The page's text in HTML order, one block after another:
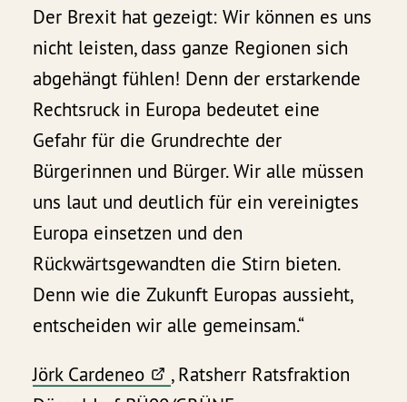
Der Brexit hat gezeigt: Wir können es uns
nicht leisten, dass ganze Regionen sich
abgehängt fühlen! Denn der erstarkende
Rechtsruck in Europa bedeutet eine
Gefahr für die Grundrechte der
Bürgerinnen und Bürger. Wir alle müssen
uns laut und deutlich für ein vereinigtes
Europa einsetzen und den
Rückwärtsgewandten die Stirn bieten.
Denn wie die Zukunft Europas aussieht,
entscheiden wir alle gemeinsam.“
Jörk Cardeneo
, Ratsherr Ratsfraktion